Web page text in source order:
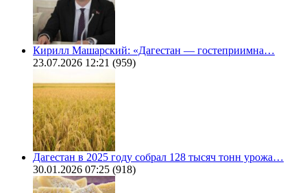
Кирилл Машарский: «Дагестан — гостеприимна…
23.07.2026 12:21 (959)
Дагестан в 2025 году собрал 128 тысяч тонн урожа…
30.01.2026 07:25 (918)